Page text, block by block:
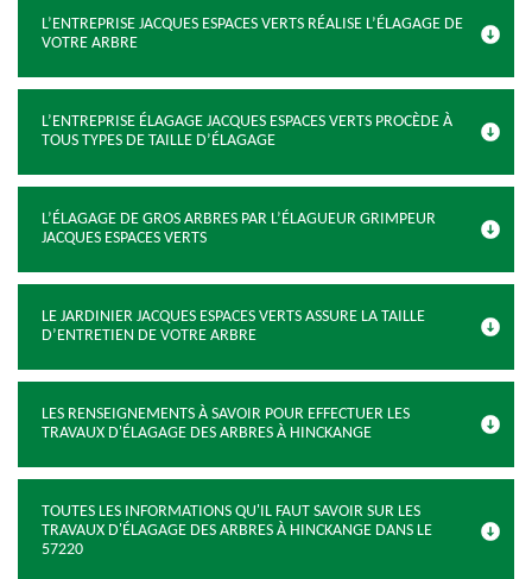
L’ENTREPRISE JACQUES ESPACES VERTS RÉALISE L’ÉLAGAGE DE
VOTRE ARBRE
L’ENTREPRISE ÉLAGAGE JACQUES ESPACES VERTS PROCÈDE À
TOUS TYPES DE TAILLE D’ÉLAGAGE
L’ÉLAGAGE DE GROS ARBRES PAR L’ÉLAGUEUR GRIMPEUR
JACQUES ESPACES VERTS
LE JARDINIER JACQUES ESPACES VERTS ASSURE LA TAILLE
D’ENTRETIEN DE VOTRE ARBRE
LES RENSEIGNEMENTS À SAVOIR POUR EFFECTUER LES
TRAVAUX D'ÉLAGAGE DES ARBRES À HINCKANGE
TOUTES LES INFORMATIONS QU'IL FAUT SAVOIR SUR LES
TRAVAUX D'ÉLAGAGE DES ARBRES À HINCKANGE DANS LE
57220